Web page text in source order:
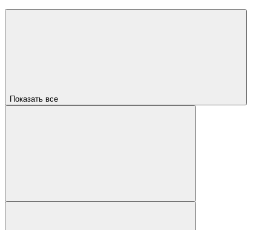
Показать все